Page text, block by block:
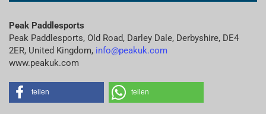
Peak Paddlesports
Peak Paddlesports, Old Road, Darley Dale, Derbyshire, DE4
2ER, United Kingdom, info@peakuk.com
www.peakuk.com
teilen teilen